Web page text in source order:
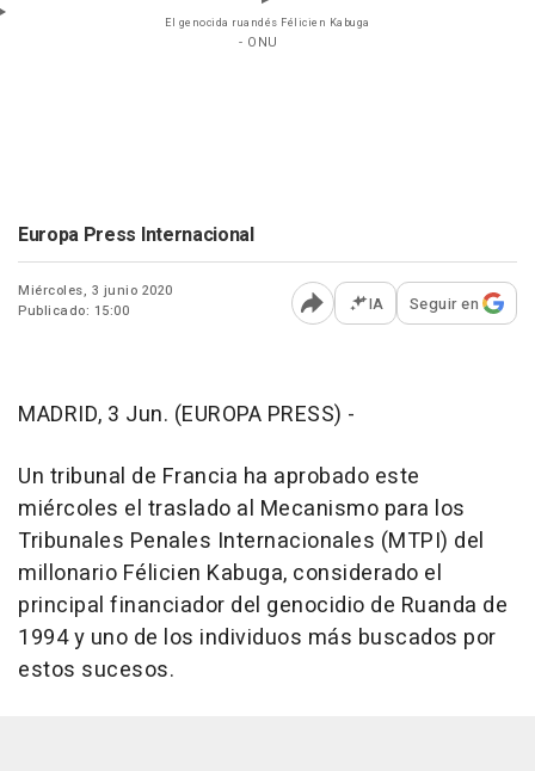
El genocida ruandés Félicien Kabuga
- ONU
Europa Press Internacional
Miércoles, 3 junio 2020
Publicado: 15:00
Abrir opciones para
IA Seguir en
MADRID, 3 Jun. (EUROPA PRESS) -
Un tribunal de Francia ha aprobado este
miércoles el traslado al Mecanismo para los
Tribunales Penales Internacionales (MTPI) del
millonario Félicien Kabuga, considerado el
principal financiador del genocidio de Ruanda de
1994 y uno de los individuos más buscados por
estos sucesos.